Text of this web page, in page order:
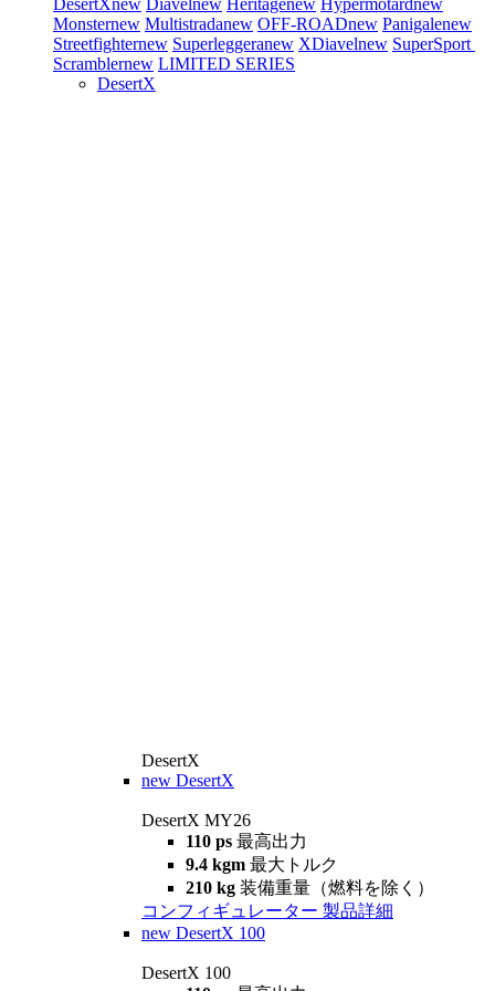
DesertXnew Diavelnew Heritagenew Hypermotardnew
Monsternew Multistradanew OFF-ROADnew Panigalenew
Streetfighternew Superleggeranew XDiavelnew SuperSport
Scramblernew LIMITED SERIES
DesertX
DesertX
new DesertX
DesertX MY26
110 ps 最高出力
9.4 kgm 最大トルク
210 kg 装備重量（燃料を除く）
コンフィギュレーター 製品詳細
new DesertX 100
DesertX 100